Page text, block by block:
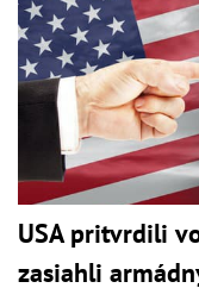
USA pritvrdili
zasiahli